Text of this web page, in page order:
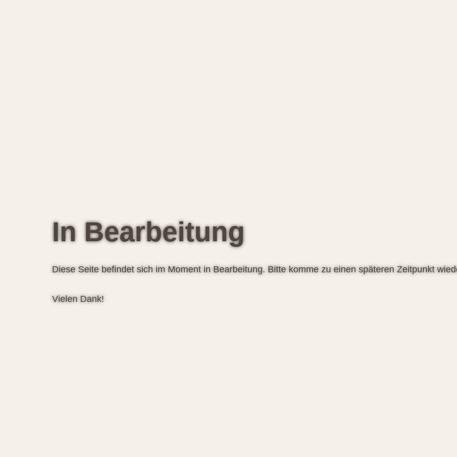
In Bearbeitung
Diese Seite befindet sich im Moment in Bearbeitung. Bitte komme zu einen späteren Zeitpunkt
Vielen Dank!